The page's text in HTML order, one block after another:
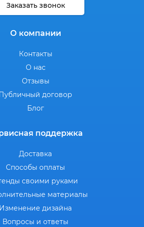
Заказать звонок
О компании
Контакты
О нас
Отзывы
договор
Блог
поддержка
Доставка
Способы оплаты
своими руками
материалы
Изменение дизайна
Вопросы и ответы